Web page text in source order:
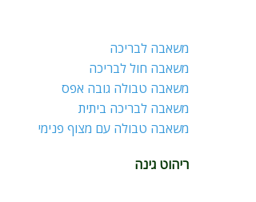
משאבה לבריכה
משאבה חול לבריכה
משאבה טבולה גובה אפס
משאבה לבריכה ביתית
משאבה טבולה עם מצוף פנימי
ריהוט גינה